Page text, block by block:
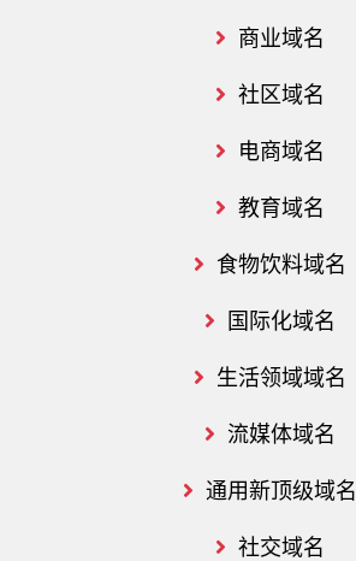
商业域名
社区域名
电商域名
教育域名
食物饮料域名
国际化域名
生活领域域名
流媒体域名
通用新顶级域名
社交域名